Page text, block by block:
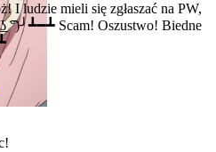
I ludzie mieli się zgłaszać na PW,
͡°)╯┻━┻ Scam! Oszustwo! Biedne